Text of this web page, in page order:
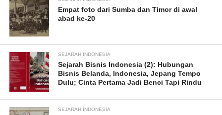
Empat foto dari Sumba dan Timor di awal
abad ke-20
SEJARAH INDONESIA
Sejarah Bisnis Indonesia (2): Hubungan
Bisnis Belanda, Indonesia, Jepang Tempo
Dulu; Cinta Pertama Jadi Benci Tapi Rindu
SEJARAH INDONESIA